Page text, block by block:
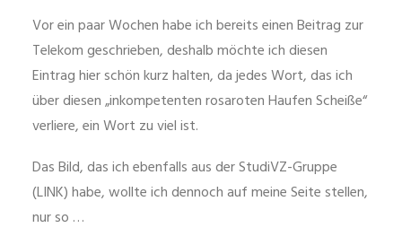
Vor ein paar Wochen habe ich bereits einen Beitrag zur
Telekom geschrieben, deshalb möchte ich diesen
Eintrag hier schön kurz halten, da jedes Wort, das ich
über diesen „inkompetenten rosaroten Haufen Scheiße“
verliere, ein Wort zu viel ist.
Das Bild, das ich ebenfalls aus der StudiVZ-Gruppe
(LINK) habe, wollte ich dennoch auf meine Seite stellen,
nur so …